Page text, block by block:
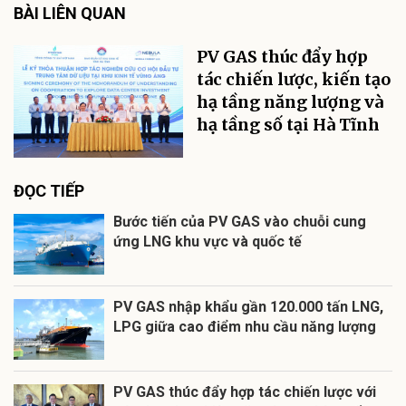
BÀI LIÊN QUAN
PV GAS thúc đẩy hợp
tác chiến lược, kiến tạo
hạ tầng năng lượng và
hạ tầng số tại Hà Tĩnh
ĐỌC TIẾP
Bước tiến của PV GAS vào chuỗi cung
ứng LNG khu vực và quốc tế
PV GAS nhập khẩu gần 120.000 tấn LNG,
LPG giữa cao điểm nhu cầu năng lượng
PV GAS thúc đẩy hợp tác chiến lược với